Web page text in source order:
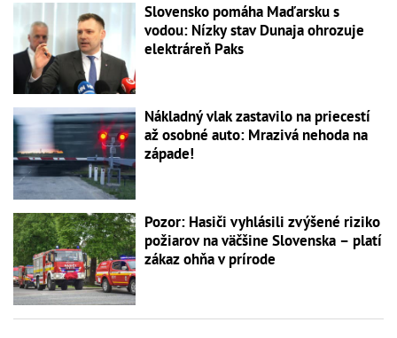
Slovensko pomáha Maďarsku s
vodou: Nízky stav Dunaja ohrozuje
elektráreň Paks
Nákladný vlak zastavilo na priecestí
až osobné auto: Mrazivá nehoda na
západe!
Pozor: Hasiči vyhlásili zvýšené riziko
požiarov na väčšine Slovenska – platí
zákaz ohňa v prírode